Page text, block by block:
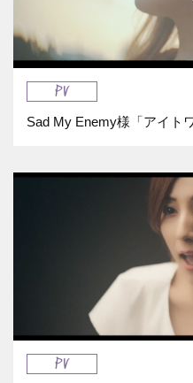
PV
Sad My Enemy様「アイト
PV